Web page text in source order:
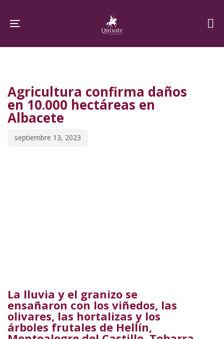
links
content
Toggle navigation
Agricultura confirma daños
en 10.000 hectáreas en
Albacete
septiembre 13, 2023
La lluvia y el granizo se
ensañaron con los viñedos, las
olivares, las hortalizas y los
árboles frutales de Hellín,